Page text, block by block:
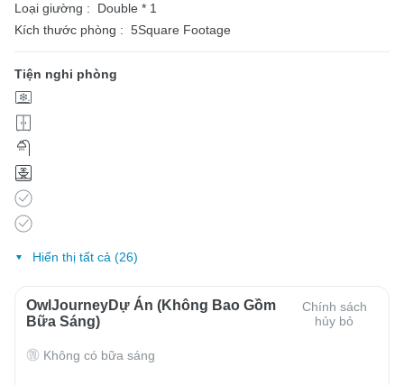
Loại giường :
Double * 1
Kích thước phòng : 5Square Footage
Tiện nghi phòng
Hiển thị tất cả (26)
OwlJourneyDự Án (Không Bao Gồm
Bữa Sáng)
Chính sách
hủy bỏ
Không có bữa sáng